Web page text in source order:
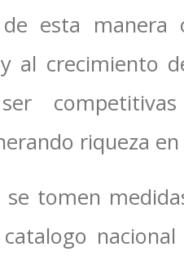
de esta
al crecimiento
riqueza
se tomen